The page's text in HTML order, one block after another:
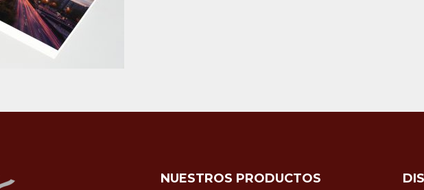
NUESTROS PRODUCTOS